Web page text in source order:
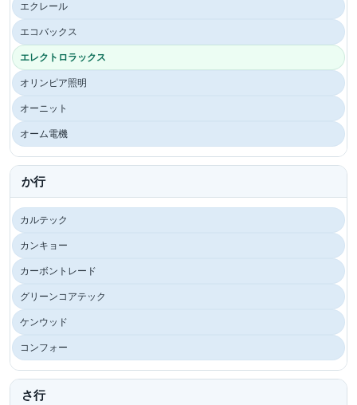
エクレール
エコバックス
エレクトロラックス
オリンピア照明
オーニット
オーム電機
か行
カルテック
カンキョー
カーボントレード
グリーンコアテック
ケンウッド
コンフォー
さ行